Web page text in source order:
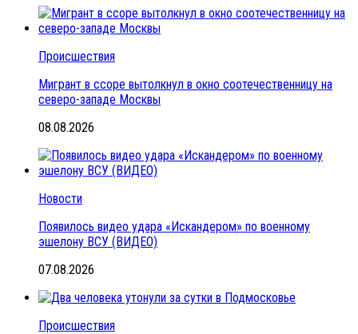
Происшествия
Мигрант в ссоре вытолкнул в окно соотечественницу на
северо-западе Москвы
08.08.2026
Новости
Появилось видео удара «Искандером» по военному
эшелону ВСУ (ВИДЕО)
07.08.2026
Происшествия